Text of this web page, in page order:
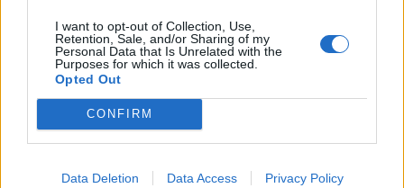
I want to opt-out of Collection, Use,
Retention, Sale, and/or Sharing of my
Personal Data that Is Unrelated with the
Purposes for which it was collected.
Opted Out
CONFIRM
Data Deletion Data Access Privacy Policy
KEDVES OLVASÓNK!
A keresett cikk a portfolio.hu hírarchívumához
tartozik, melynek olvasása előfizetéses
regisztrációhoz kötött.
Az előfizetés a következőket tartalmazza:
Kötéslisták: BÉT elmúlt 2 év napon belüli